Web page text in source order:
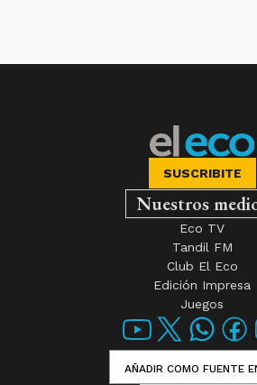
SUSCRIBITE
Nuestros medios
Eco TV
Tandil FM
Club El Eco
Edición Impresa
Juegos
AÑADIR COMO FUENTE EN
Suplementos